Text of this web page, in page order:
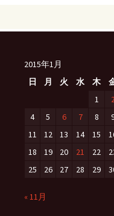
2015年1月
日
月 火 水 木
1
4
5 6 7 8
11
12 13 14 15
18
19 20 21 22
25
26 27 28 29
« 11月